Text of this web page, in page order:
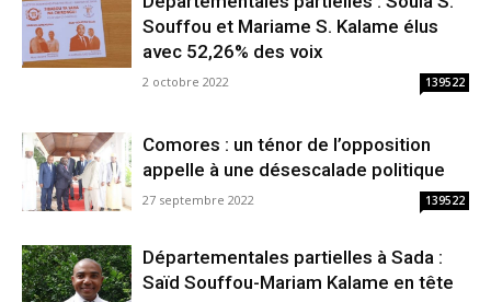
Souffou et Mariame S. Kalame élus
avec 52,26% des voix
2 octobre 2022 139522
Comores : un ténor de l’opposition
appelle à une désescalade politique
27 septembre 2022 139522
Départementales partielles à Sada :
Saïd Souffou-Mariam Kalame en tête